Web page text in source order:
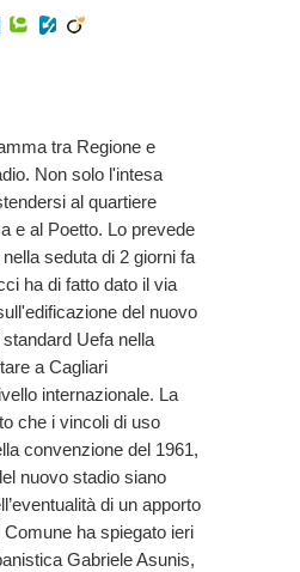
tra Regione e
Non solo l'intesa
al quartiere
e al Poetto. Lo prevede
seduta di 2 giorni fa
ha di fatto dato il via
del nuovo
Uefa nella
a Cagliari
internazionale. La
che i vincoli di uso
convenzione del 1961,
nuovo stadio siano
di un apporto
ha spiegato ieri
Gabriele Asunis,